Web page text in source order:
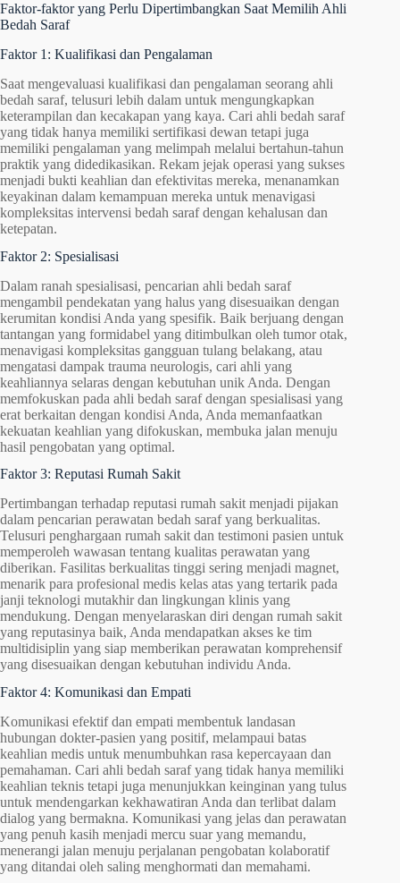
Faktor-faktor yang Perlu Dipertimbangkan Saat Memilih Ahli
Bedah Saraf
Faktor 1: Kualifikasi dan Pengalaman
Saat mengevaluasi kualifikasi dan pengalaman seorang ahli
bedah saraf, telusuri lebih dalam untuk mengungkapkan
keterampilan dan kecakapan yang kaya. Cari ahli bedah saraf
yang tidak hanya memiliki sertifikasi dewan tetapi juga
memiliki pengalaman yang melimpah melalui bertahun-tahun
praktik yang didedikasikan. Rekam jejak operasi yang sukses
menjadi bukti keahlian dan efektivitas mereka, menanamkan
keyakinan dalam kemampuan mereka untuk menavigasi
kompleksitas intervensi bedah saraf dengan kehalusan dan
ketepatan.
Faktor 2: Spesialisasi
Dalam ranah spesialisasi, pencarian ahli bedah saraf
mengambil pendekatan yang halus yang disesuaikan dengan
kerumitan kondisi Anda yang spesifik. Baik berjuang dengan
tantangan yang formidabel yang ditimbulkan oleh tumor otak,
menavigasi kompleksitas gangguan tulang belakang, atau
mengatasi dampak trauma neurologis, cari ahli yang
keahliannya selaras dengan kebutuhan unik Anda. Dengan
memfokuskan pada ahli bedah saraf dengan spesialisasi yang
erat berkaitan dengan kondisi Anda, Anda memanfaatkan
kekuatan keahlian yang difokuskan, membuka jalan menuju
hasil pengobatan yang optimal.
Faktor 3: Reputasi Rumah Sakit
Pertimbangan terhadap reputasi rumah sakit menjadi pijakan
dalam pencarian perawatan bedah saraf yang berkualitas.
Telusuri penghargaan rumah sakit dan testimoni pasien untuk
memperoleh wawasan tentang kualitas perawatan yang
diberikan. Fasilitas berkualitas tinggi sering menjadi magnet,
menarik para profesional medis kelas atas yang tertarik pada
janji teknologi mutakhir dan lingkungan klinis yang
mendukung. Dengan menyelaraskan diri dengan rumah sakit
yang reputasinya baik, Anda mendapatkan akses ke tim
multidisiplin yang siap memberikan perawatan komprehensif
yang disesuaikan dengan kebutuhan individu Anda.
Faktor 4: Komunikasi dan Empati
Komunikasi efektif dan empati membentuk landasan
hubungan dokter-pasien yang positif, melampaui batas
keahlian medis untuk menumbuhkan rasa kepercayaan dan
pemahaman. Cari ahli bedah saraf yang tidak hanya memiliki
keahlian teknis tetapi juga menunjukkan keinginan yang tulus
untuk mendengarkan kekhawatiran Anda dan terlibat dalam
dialog yang bermakna. Komunikasi yang jelas dan perawatan
yang penuh kasih menjadi mercu suar yang memandu,
menerangi jalan menuju perjalanan pengobatan kolaboratif
yang ditandai oleh saling menghormati dan memahami.